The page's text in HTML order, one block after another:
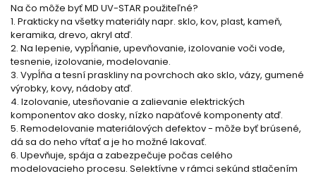
Na čo môže byť MD UV-STAR použiteľné?
1. Prakticky na všetky materiály napr. sklo, kov, plast, kameň,
keramika, drevo, akryl atď.
2. Na lepenie, vypĺňanie, upevňovanie, izolovanie voči vode,
tesnenie, izolovanie, modelovanie.
3. Vypĺňa a tesní praskliny na povrchoch ako sklo, vázy, gumené
výrobky, kovy, nádoby atď.
4. Izolovanie, utesňovanie a zalievanie elektrických
komponentov ako dosky, nízko napäťové komponenty atď.
5. Remodelovanie materiálových defektov - môže byť brúsené,
dá sa do neho vŕtať a je ho možné lakovať.
6. Upevňuje, spája a zabezpečuje počas celého
modelovacieho procesu. Selektívne v rámci sekúnd stlačením